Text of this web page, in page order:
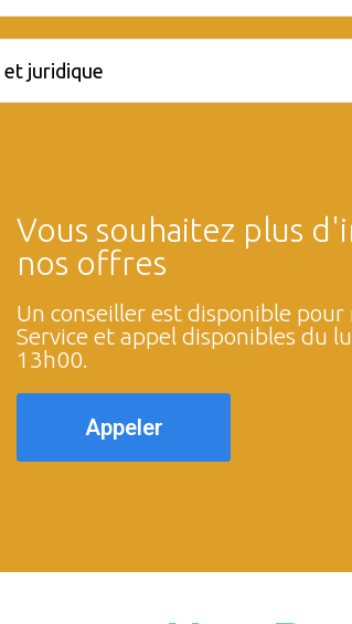
juridique
Vous souhaitez plus
nos offres
Un conseiller est disponible
Service et appel disponibles du
13h00.
Appeler